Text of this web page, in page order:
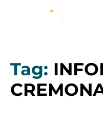
Tag: